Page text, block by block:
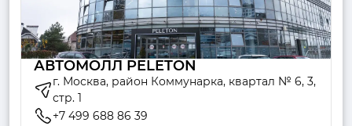
АВТОМОЛЛ PELETON
г. Москва, район Коммунарка, квартал № 6, 3,
стр. 1
+7 499 688 86 39